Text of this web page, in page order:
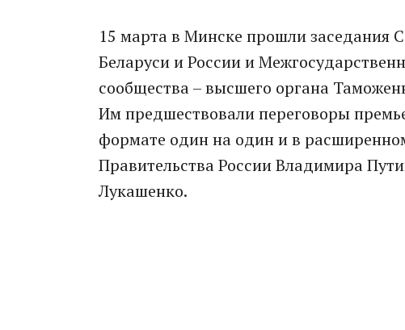
15 марта в Минске прошли заседания
Беларуси и России и
сообщества – высшего органа
Им предшествовали переговоры
формате один на один и в
Правительства России Владимира
Лукашенко.